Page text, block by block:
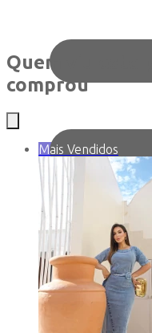
Quem viu este
comprou